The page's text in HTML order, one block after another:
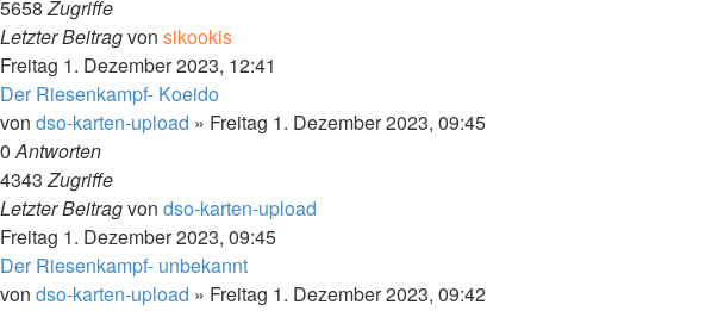
5658Zugriffe
Letzter Beitragvon sikookis
Freitag 1. Dezember 2023, 12:41
Der Riesenkampf- Koeido
von dso-karten-upload » Freitag 1. Dezember 2023, 09:45
0Antworten
4343Zugriffe
Letzter Beitragvon dso-karten-upload
Freitag 1. Dezember 2023, 09:45
Der Riesenkampf- unbekannt
von dso-karten-upload » Freitag 1. Dezember 2023, 09:42